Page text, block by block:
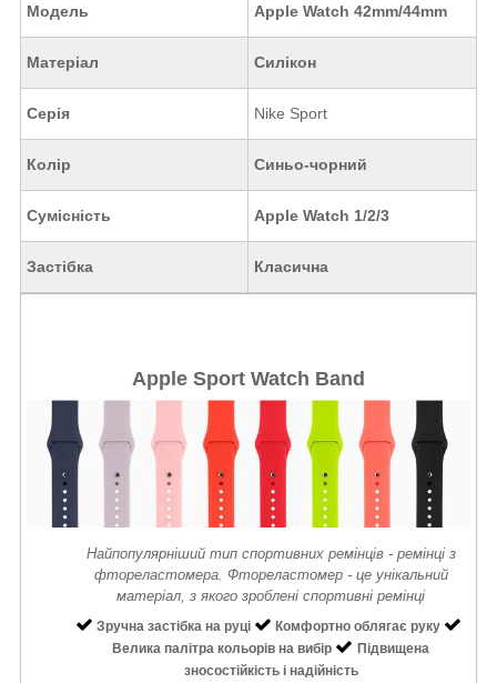
Модель Apple Watch 42mm/44mm
Матеріал Силікон
Серія Nike Sport
Колір Синьо-чорний
Сумісність Apple Watch 1/2/3
Застібка Класична
Apple Sport Watch Band
Найпопулярніший тип спортивних ремінців - ремінці з
фтореластомера. Фтореластомер - це унікальний
матеріал, з якого зроблені спортивні ремінці
Зручна застібка на руці
Комфортно облягає руку
Велика палітра кольорів на вибір
Підвищена
зносостійкість і надійність